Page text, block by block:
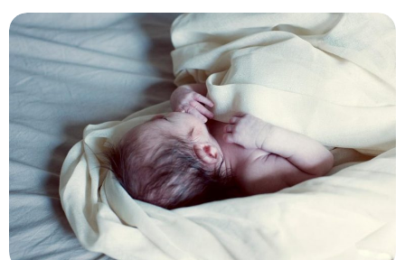
единствената
земја
која
објави
дека
целосно
елиминира
коронавирусот